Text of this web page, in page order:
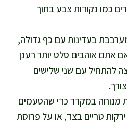
כמו נקודות צבע בתוך
בעדינות עם כף גדולה,
אתם אוהבים סלט יותר רענן
להתחיל עם שני שלישים
לסלט 5 דקות מנוחה במקרר כדי שהטעמים
טריים בצד, או על פרוסת